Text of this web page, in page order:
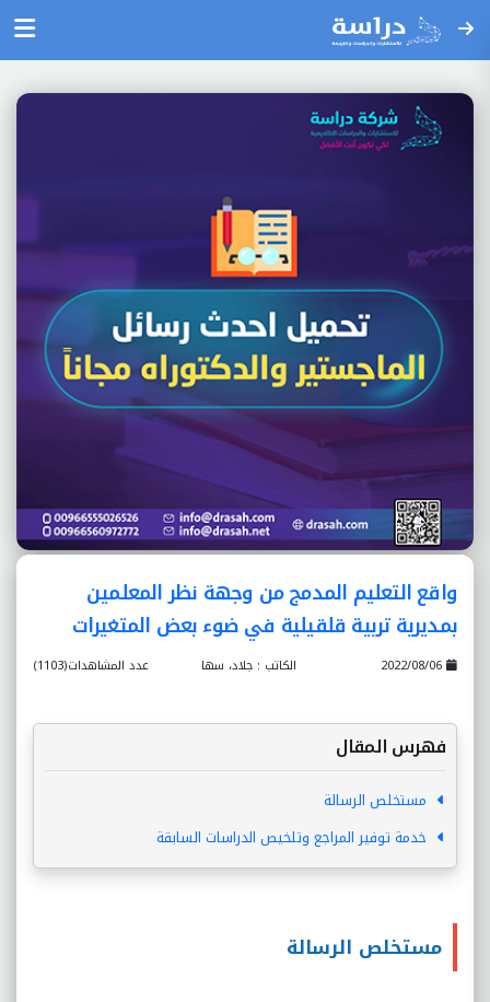
واقع التعليم المدمج من وجهة نظر المعلمين
بمديرية تربية قلقيلية في ضوء بعض المتغيرات
عدد المشاهدات(1103) الكاتب : جلاد، سها
فهرس المقال
مستخلص الرسالة
خدمة توفير المراجع وتلخيص الدراسات السابقة
مستخلص الرسالة